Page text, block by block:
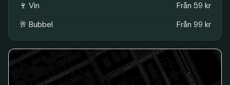
🍷 Vin
Från 59 kr
🥂 Bubbel
Från 99 kr